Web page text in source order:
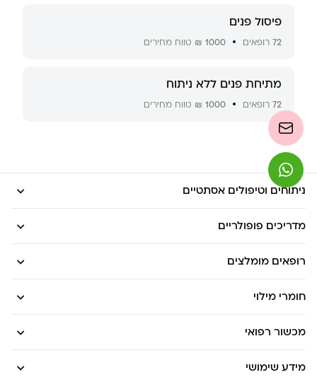
פיסול פנים
72 רופאים 1000 ₪ טווח מחירים
מתיחת פנים ללא ניתוח
72 רופאים 1000 ₪ טווח מחירים
ניתוחים וטיפולים אסתטיים
מדריכים פופולריים
רופאים מומלצים
חומרי מילוי
מכשור רפואי
מידע שימושי